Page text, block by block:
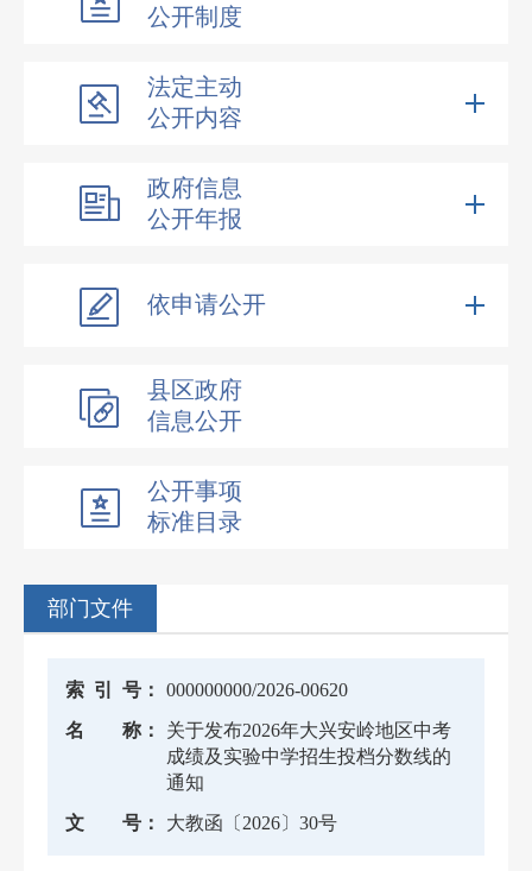
公开制度
法定主动
公开内容
政府信息
公开年报
依申请公开
县区政府
信息公开
公开事项
标准目录
部门文件
索 引 号：
000000000/2026-00620
名
称：
关于发布2026年大兴安岭地区中考
成绩及实验中学招生投档分数线的
通知
文
号： 大教函〔2026〕30号